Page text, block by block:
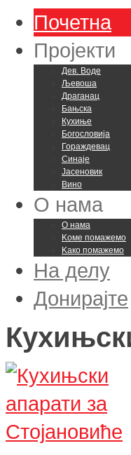
Почетна
Пројекти
Дев. Воде
Љевоша
Драганац
Бањска
Кухиње
Богословија
Гораждевац
Синаје
Јасеновик
Вино
О нама
О нама
Kоме помажемо
Kако помажемо
На делу
Донирајте